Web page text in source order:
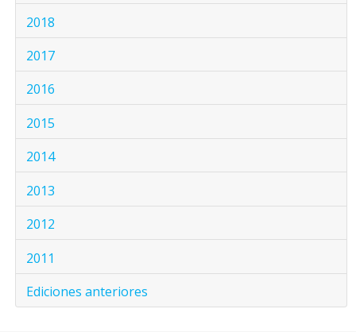
2018
2017
2016
2015
2014
2013
2012
2011
Ediciones anteriores